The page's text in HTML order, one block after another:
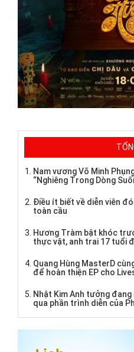
Nam vương Võ Minh
“Nghiêng Trong Dòng
Điều ít biết về diễn viên
toàn cầu
Hương Tràm bật khóc
thực vật, anh trai 17 tuổi
Quang Hùng MasterD
để hoàn thiện EP cho
Nhật Kim Anh tưởng
qua phần trình diễn của